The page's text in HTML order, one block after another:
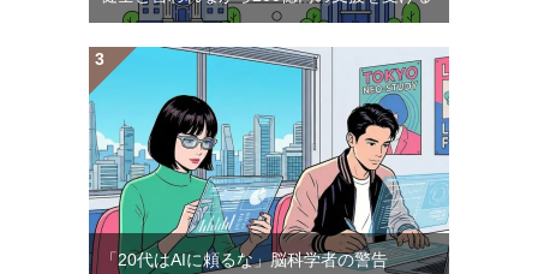
「20代はAIに頼るな」脳科学者の警告